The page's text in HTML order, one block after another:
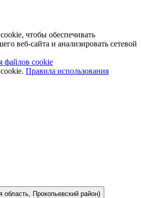
чтобы обеспечивать
веб-сайта и анализировать сетевой
файлов cookie
Правила использования
Прокопьевский район)